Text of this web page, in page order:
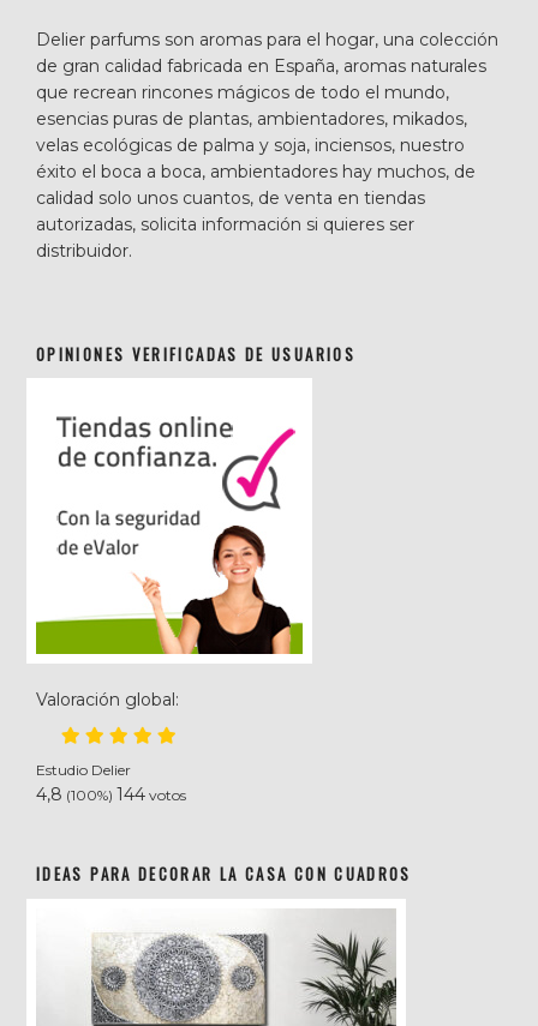
Delier parfums son aromas para el hogar, una colección
de gran calidad fabricada en España, aromas naturales
que recrean rincones mágicos de todo el mundo,
esencias puras de plantas, ambientadores, mikados,
velas ecológicas de palma y soja, inciensos, nuestro
éxito el boca a boca, ambientadores hay muchos, de
calidad solo unos cuantos, de venta en tiendas
autorizadas, solicita información si quieres ser
distribuidor.
OPINIONES VERIFICADAS DE USUARIOS
Valoración global:
Estudio Delier
4,8 (100%) 144 votos
IDEAS PARA DECORAR LA CASA CON CUADROS